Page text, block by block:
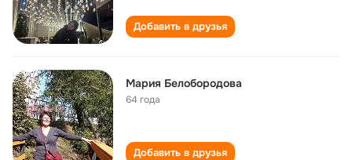
Добавить в друзья
Мария Белобородова
64 года
Добавить в друзья